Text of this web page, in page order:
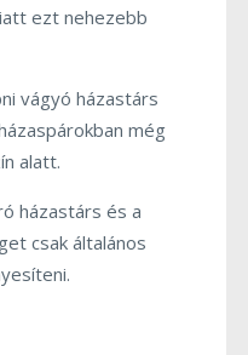
ezt nehezebb
vágyó házastárs
még
alatt.
házastárs és a
csak általános